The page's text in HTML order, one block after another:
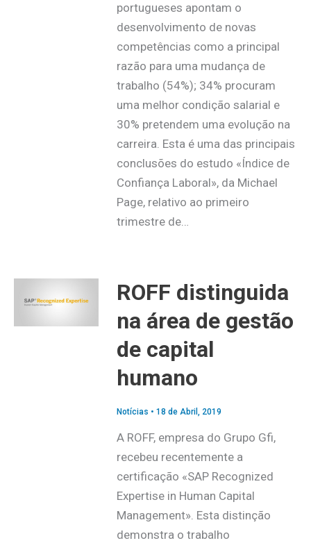
portugueses apontam o
desenvolvimento de novas
competências como a principal
razão para uma mudança de
trabalho (54%); 34% procuram
uma melhor condição salarial e
30% pretendem uma evolução na
carreira. Esta é uma das principais
conclusões do estudo «Índice de
Confiança Laboral», da Michael
Page, relativo ao primeiro
trimestre de…
ROFF distinguida
na área de gestão
de capital
humano
Notícias • 18 de Abril, 2019
A ROFF, empresa do Grupo Gfi,
recebeu recentemente a
certificação «SAP Recognized
Expertise in Human Capital
Management». Esta distinção
demonstra o trabalho